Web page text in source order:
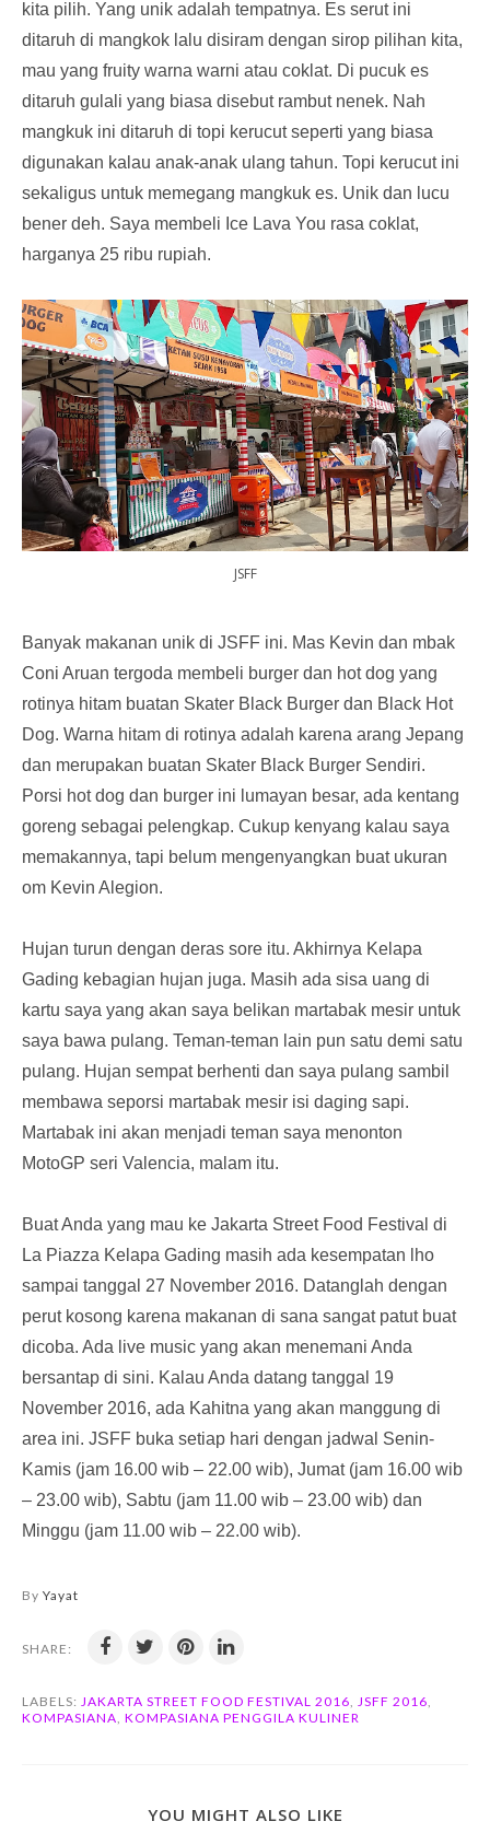
kita pilih. Yang unik adalah tempatnya. Es serut ini
ditaruh di mangkok lalu disiram dengan sirop pilihan kita,
mau yang fruity warna warni atau coklat. Di pucuk es
ditaruh gulali yang biasa disebut rambut nenek. Nah
mangkuk ini ditaruh di topi kerucut seperti yang biasa
digunakan kalau anak-anak ulang tahun. Topi kerucut ini
sekaligus untuk memegang mangkuk es. Unik dan lucu
bener deh. Saya membeli Ice Lava You rasa coklat,
harganya 25 ribu rupiah.
JSFF
Banyak makanan unik di JSFF ini. Mas Kevin dan mbak
Coni Aruan tergoda membeli burger dan hot dog yang
rotinya hitam buatan Skater Black Burger dan Black Hot
Dog. Warna hitam di rotinya adalah karena arang Jepang
dan merupakan buatan Skater Black Burger Sendiri.
Porsi hot dog dan burger ini lumayan besar, ada kentang
goreng sebagai pelengkap. Cukup kenyang kalau saya
memakannya, tapi belum mengenyangkan buat ukuran
om Kevin Alegion.
Hujan turun dengan deras sore itu. Akhirnya Kelapa
Gading kebagian hujan juga. Masih ada sisa uang di
kartu saya yang akan saya belikan martabak mesir untuk
saya bawa pulang. Teman-teman lain pun satu demi satu
pulang. Hujan sempat berhenti dan saya pulang sambil
membawa seporsi martabak mesir isi daging sapi.
Martabak ini akan menjadi teman saya menonton
MotoGP seri Valencia, malam itu.
Buat Anda yang mau ke Jakarta Street Food Festival di
La Piazza Kelapa Gading masih ada kesempatan lho
sampai tanggal 27 November 2016. Datanglah dengan
perut kosong karena makanan di sana sangat patut buat
dicoba. Ada live music yang akan menemani Anda
bersantap di sini. Kalau Anda datang tanggal 19
November 2016, ada Kahitna yang akan manggung di
area ini. JSFF buka setiap hari dengan jadwal Senin-
Kamis (jam 16.00 wib – 22.00 wib), Jumat (jam 16.00 wib
– 23.00 wib), Sabtu (jam 11.00 wib – 23.00 wib) dan
Minggu (jam 11.00 wib – 22.00 wib).
By Yayat
SHARE:
LABELS: JAKARTA STREET FOOD FESTIVAL 2016, JSFF 2016,
KOMPASIANA, KOMPASIANA PENGGILA KULINER
YOU MIGHT ALSO LIKE